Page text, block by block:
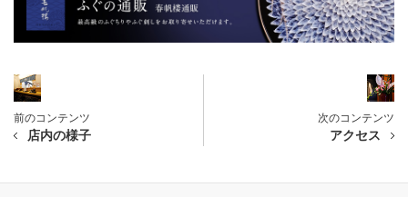
前のコンテンツ
店内の様子
次のコンテンツ
アクセス